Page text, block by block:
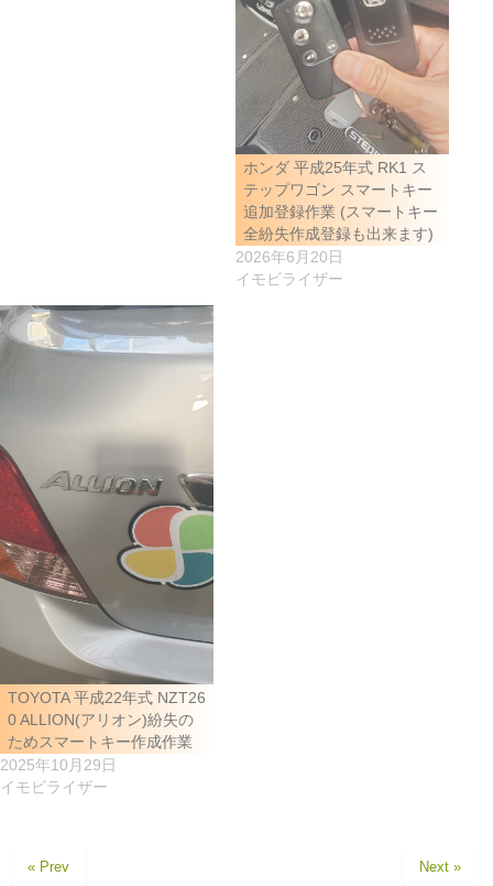
ホンダ 平成25年式 RK1 ス
テップワゴン スマートキー
追加登録作業 (スマートキー
全紛失作成登録も出来ます)
2026年6月20日
イモビライザー
TOYOTA 平成22年式 NZT26
0 ALLION(アリオン)紛失の
ためスマートキー作成作業
2025年10月29日
イモビライザー
« Prev Next »